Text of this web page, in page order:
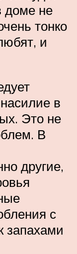
доме не
тонко
и
в
Это не
В
другие,
с
запахами